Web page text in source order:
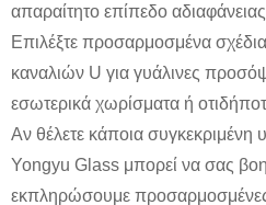
απαραίτητο επίπεδο
Επιλέξτε προσαρμοσμένα
καναλιών U για γυάλινες
εσωτερικά χωρίσματα ή
Αν θέλετε κάποια συγκεκριμένη
Yongyu Glass μπορεί να σας
εκπληρώσουμε προσαρμοσμένες